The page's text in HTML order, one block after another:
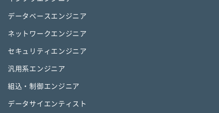
データベースエンジニア
ネットワークエンジニア
セキュリティエンジニア
汎用系エンジニア
組込・制御エンジニア
データサイエンティスト